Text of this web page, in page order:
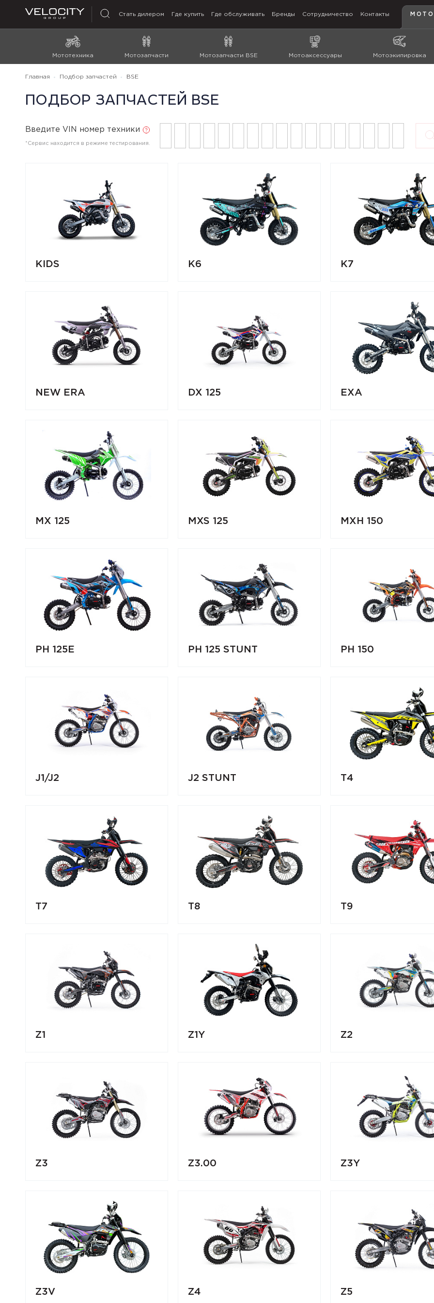
Стать дилером Где купить Где обслуживать Бренды Сотрудничество Контакты МОТО
Мототехника Мотозапчасти Мотозапчасти BSE Мотоаксессуары Мотоэкипировка
Главная Подбор запчастей BSE
ПОДБОР ЗАПЧАСТЕЙ BSE
Введите VIN номер техники
*Сервис находится в режиме тестирования.
KIDS K6 K7
NEW ERA DX 125 EXA
MX 125 MXS 125 MXH 150
PH 125E PH 125 STUNT PH 150
J1/J2 J2 STUNT T4
T7 T8 T9
Z1 Z1Y Z2
Z3 Z3.00 Z3Y
Z3V Z4 Z5